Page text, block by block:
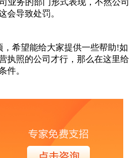
业务的部门形式表现，不然公司
会导致处罚。
希望能给大家提供一些帮助!如
执照的公司才行，那么在这里给
件。